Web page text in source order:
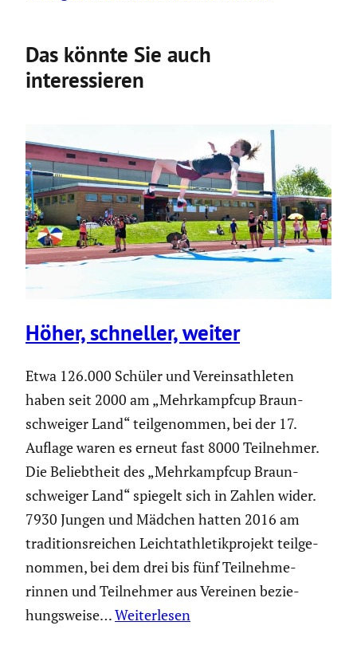
Das könnte Sie auch
interessieren
Höher, schneller, weiter
Etwa 126.000 Schüler und Verein­s­ath­leten
haben seit 2000 am „Mehrkampfcup Braun­
schweiger Land“ teilge­nommen, bei der 17.
Auflage waren es erneut fast 8000 Teilnehmer.
Die Beliebt­heit des „Mehrkampfcup Braun­
schweiger Land“ spiegelt sich in Zahlen wider.
7930 Jungen und Mädchen hatten 2016 am
tradi­ti­ons­rei­chen Leicht­ath­le­tik­pro­jekt teilge­
nommen, bei dem drei bis fünf Teilneh­me­
rinnen und Teilnehmer aus Vereinen bezie­
hungs­weise…Weiterlesen